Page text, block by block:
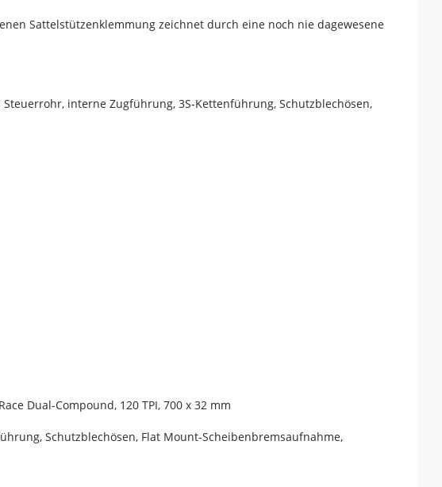
Sattelstützenklemmung zeichnet durch eine noch nie dagewesene
Steuerrohr, interne Zugführung, 3S-Kettenführung, Schutzblechösen,
Dual-Compound, 120 TPI, 700 x 32 mm
Schutzblechösen, Flat Mount-Scheibenbremsaufnahme,